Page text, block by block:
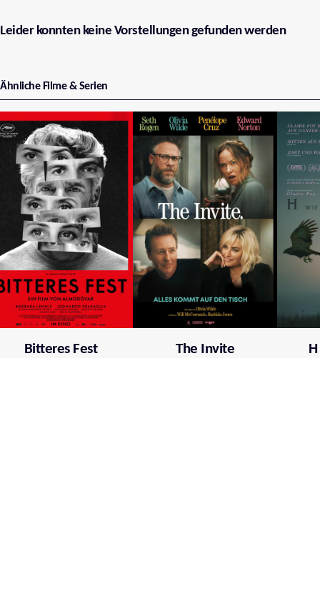
Leider konnten keine Vorstellungen gefunden werden
Ähnliche Filme & Serien
Bitteres Fest The Invite